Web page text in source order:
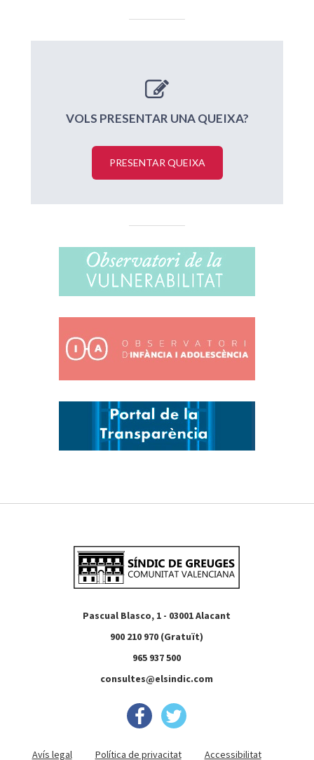
VOLS PRESENTAR UNA QUEIXA?
PRESENTAR QUEIXA
Pascual Blasco, 1 - 03001 Alacant
900 210 970 (Gratuït)
965 937 500
consultes@elsindic.com
Avís legal Política de privacitat Accessibilitat